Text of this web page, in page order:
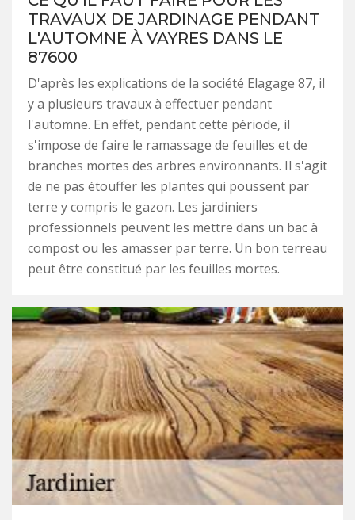
TRAVAUX DE JARDINAGE PENDANT
L'AUTOMNE À VAYRES DANS LE
87600
D'après les explications de la société Elagage 87, il
y a plusieurs travaux à effectuer pendant
l'automne. En effet, pendant cette période, il
s'impose de faire le ramassage de feuilles et de
branches mortes des arbres environnants. Il s'agit
de ne pas étouffer les plantes qui poussent par
terre y compris le gazon. Les jardiniers
professionnels peuvent les mettre dans un bac à
compost ou les amasser par terre. Un bon terreau
peut être constitué par les feuilles mortes.